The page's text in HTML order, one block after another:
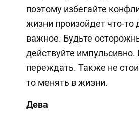
поэтому избегайте
жизни произойдет что-то
важное. Будьте
действуйте импульсивно.
переждать. Также не
то менять в жизни.
Дева